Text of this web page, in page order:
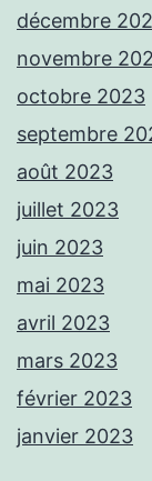
décembre
novembre
octobre 2023
septembre
août 2023
juillet 2023
juin 2023
mai 2023
avril 2023
mars 2023
février 2023
janvier 2023